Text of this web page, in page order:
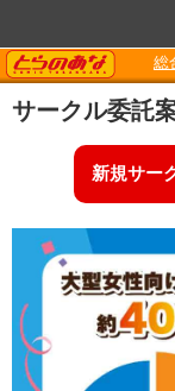
総
サークル委託
新規サー